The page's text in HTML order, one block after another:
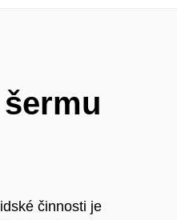
činnosti je